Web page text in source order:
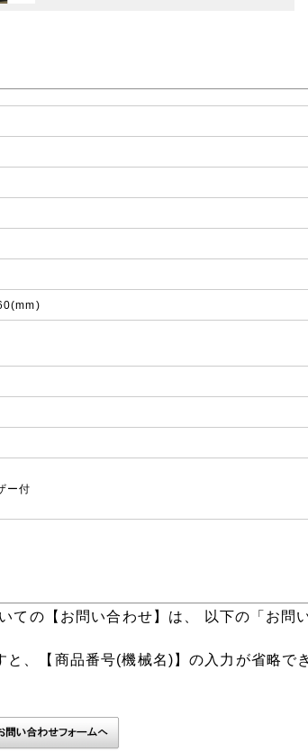
ー付
ての【お問い合わせ】は、 以下の「お問
、【商品番号(機械名)】の入力が省略で